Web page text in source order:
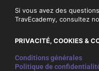
Si vous avez des
TravEcademy, consultez
PRIVACITÉ, COOKIES &
Conditions générales
Politique de